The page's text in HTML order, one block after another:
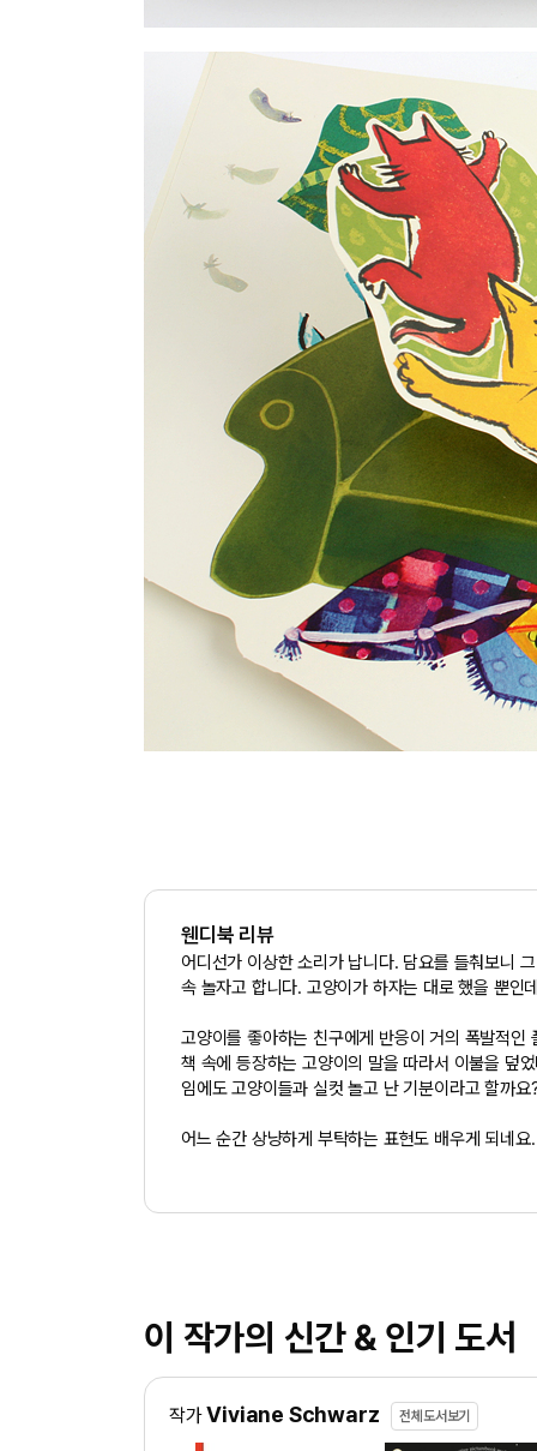
웬디북 리뷰
어디선가 이상한 소리가 납니다. 담요를 들춰보니
속 놀자고 합니다. 고양이가 하자는 대로 했을 뿐인
고양이를 좋아하는 친구에게 반응이 거의 폭발적
책 속에 등장하는 고양이의 말을 따라서 이불을 덮
임에도 고양이들과 실컷 놀고 난 기분이라고 할까요
어느 순간 상냥하게 부탁하는 표현도 배우게 되네요.
이 작가의 신간 & 인기 도서
작가Viviane Schwarz 전체도서보기